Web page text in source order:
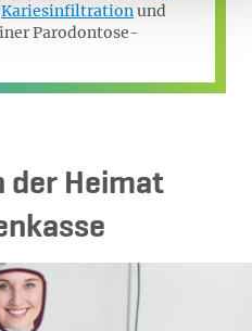
Kariesinfiltrationund
Parodontose-
der Heimat